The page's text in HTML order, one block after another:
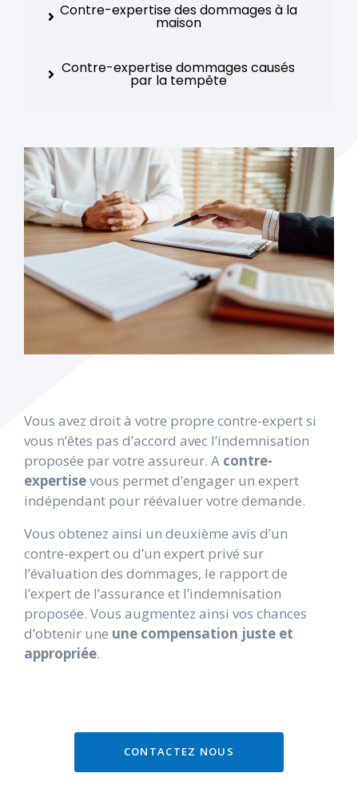
Contre-expertise des dommages à la
maison
Contre-expertise dommages causés
par la tempête
Vous avez droit à votre propre contre-expert si
vous n’êtes pas d’accord avec l’indemnisation
proposée par votre assureur. A contre-
expertisevous permet d’engager un expert
indépendant pour réévaluer votre demande.
Vous obtenez ainsi un deuxième avis d’un
contre-expert ou d’un expert privé sur
l’évaluation des dommages, le rapport de
l’expert de l’assurance et l’indemnisation
proposée. Vous augmentez ainsi vos chances
d’obtenir une une compensation juste et
appropriée.
CONTACTEZ NOUS